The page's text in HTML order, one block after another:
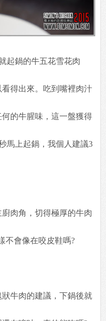
起鍋的牛五花雪花肉
得出來。吃到嘴裡肉汁
的牛腥味，這一盤獲得
馬上起鍋，我個人建議3
肉角，切得極厚的牛肉
不會像在咬皮鞋嗎?
牛肉的建議，下鍋後就